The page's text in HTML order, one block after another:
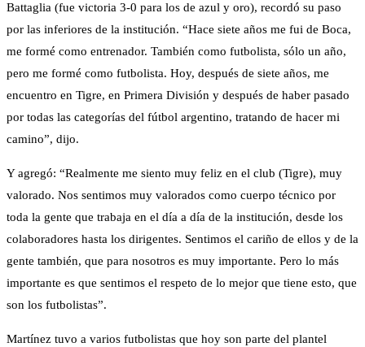
Battaglia (fue victoria 3-0 para los de azul y oro), recordó su paso
por las inferiores de la institución. “Hace siete años me fui de Boca,
me formé como entrenador. También como futbolista, sólo un año,
pero me formé como futbolista. Hoy, después de siete años, me
encuentro en Tigre, en Primera División y después de haber pasado
por todas las categorías del fútbol argentino, tratando de hacer mi
camino”, dijo.
Y agregó: “Realmente me siento muy feliz en el club (Tigre), muy
valorado. Nos sentimos muy valorados como cuerpo técnico por
toda la gente que trabaja en el día a día de la institución, desde los
colaboradores hasta los dirigentes. Sentimos el cariño de ellos y de la
gente también, que para nosotros es muy importante. Pero lo más
importante es que sentimos el respeto de lo mejor que tiene esto, que
son los futbolistas”.
Martínez tuvo a varios futbolistas que hoy son parte del plantel